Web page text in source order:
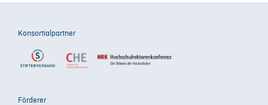
Konsortialpartner
Förderer